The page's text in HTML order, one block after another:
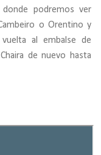
podremos ver
o Orentino y
al embalse de
de nuevo hasta